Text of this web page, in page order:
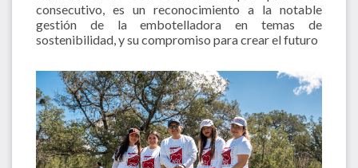
consecutivo, es un reconocimiento a la notable
gestión de la embotelladora en temas de
sostenibilidad, y su compromiso para crear el futuro